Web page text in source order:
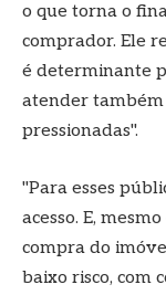
o que torna o
comprador. Ele
é determinante
atender também
pressionadas".
"Para esses
acesso. E,
compra do
baixo risco, com